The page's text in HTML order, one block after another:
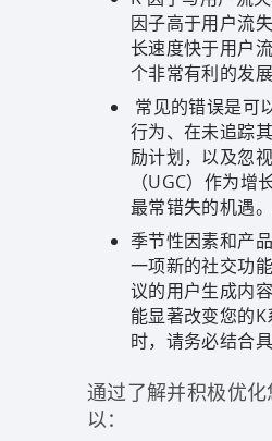
因子高于用户流
长速度快于用户
个非常有利的发
常见的错误是可
行为、在未追踪
励计划，以及忽
（UGC）作为增
最常错失的机遇
季节性因素和产
一项新的社交功
议的用户生成内
能显著改变您的
时，请务必结合
通过了解并积极优
以：